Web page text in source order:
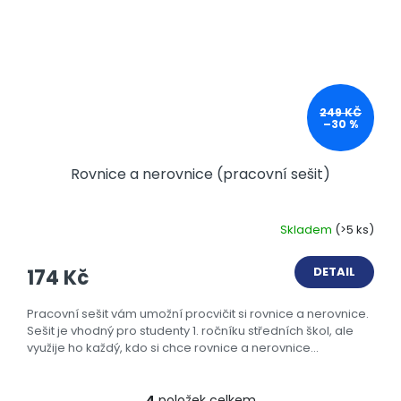
249 KČ
–30 %
Rovnice a nerovnice (pracovní sešit)
Skladem (>5 ks)
174 Kč DETAIL
Pracovní sešit vám umožní procvičit si rovnice a nerovnice.
Sešit je vhodný pro studenty 1. ročníku středních škol, ale
využije ho každý, kdo si chce rovnice a nerovnice...